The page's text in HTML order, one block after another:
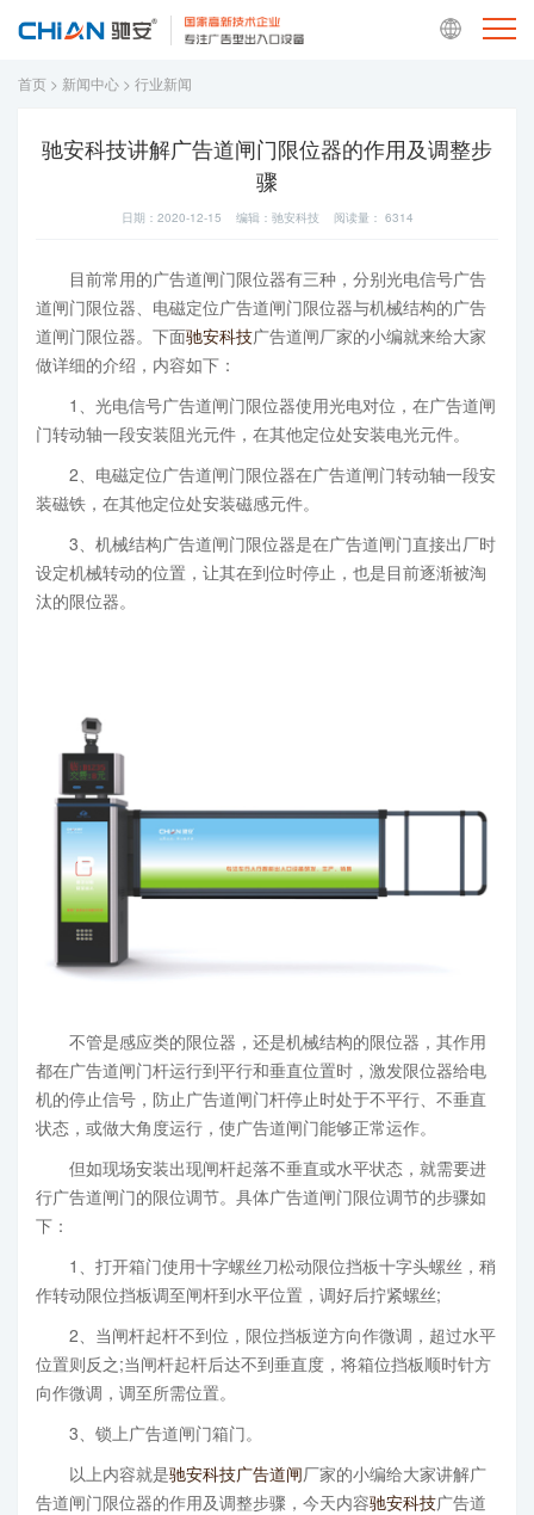
首页 > 新闻中心 > 行业新闻
驰安科技讲解广告道闸门限位器的作用及调整步
骤
日期：2020-12-15 编辑：驰安科技 阅读量： 6314
目前常用的广告道闸门限位器有三种，分别光电信号广告
道闸门限位器、电磁定位广告道闸门限位器与机械结构的广告
道闸门限位器。下面驰安科技广告道闸厂家的小编就来给大家
做详细的介绍，内容如下：
1、光电信号广告道闸门限位器使用光电对位，在广告道闸
门转动轴一段安装阻光元件，在其他定位处安装电光元件。
2、电磁定位广告道闸门限位器在广告道闸门转动轴一段安
装磁铁，在其他定位处安装磁感元件。
3、机械结构广告道闸门限位器是在广告道闸门直接出厂时
设定机械转动的位置，让其在到位时停止，也是目前逐渐被淘
汰的限位器。
不管是感应类的限位器，还是机械结构的限位器，其作用
都在广告道闸门杆运行到平行和垂直位置时，激发限位器给电
机的停止信号，防止广告道闸门杆停止时处于不平行、不垂直
状态，或做大角度运行，使广告道闸门能够正常运作。
但如现场安装出现闸杆起落不垂直或水平状态，就需要进
行广告道闸门的限位调节。具体广告道闸门限位调节的步骤如
下：
1、打开箱门使用十字螺丝刀松动限位挡板十字头螺丝，稍
作转动限位挡板调至闸杆到水平位置，调好后拧紧螺丝;
2、当闸杆起杆不到位，限位挡板逆方向作微调，超过水平
位置则反之;当闸杆起杆后达不到垂直度，将箱位挡板顺时针方
向作微调，调至所需位置。
3、锁上广告道闸门箱门。
以上内容就是驰安科技广告道闸厂家的小编给大家讲解广
告道闸门限位器的作用及调整步骤，今天内容驰安科技广告道